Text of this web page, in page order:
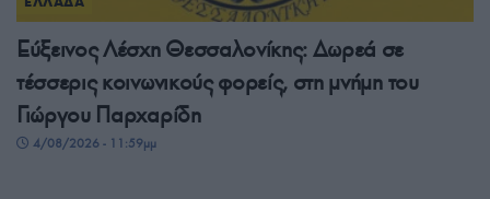
Εύξεινος Λέσχη Θεσσαλονίκης: Δωρεά σε
τέσσερις κοινωνικούς φορείς, στη μνήμη του
Γιώργου Παρχαρίδη
4/08/2026 - 11:59μμ